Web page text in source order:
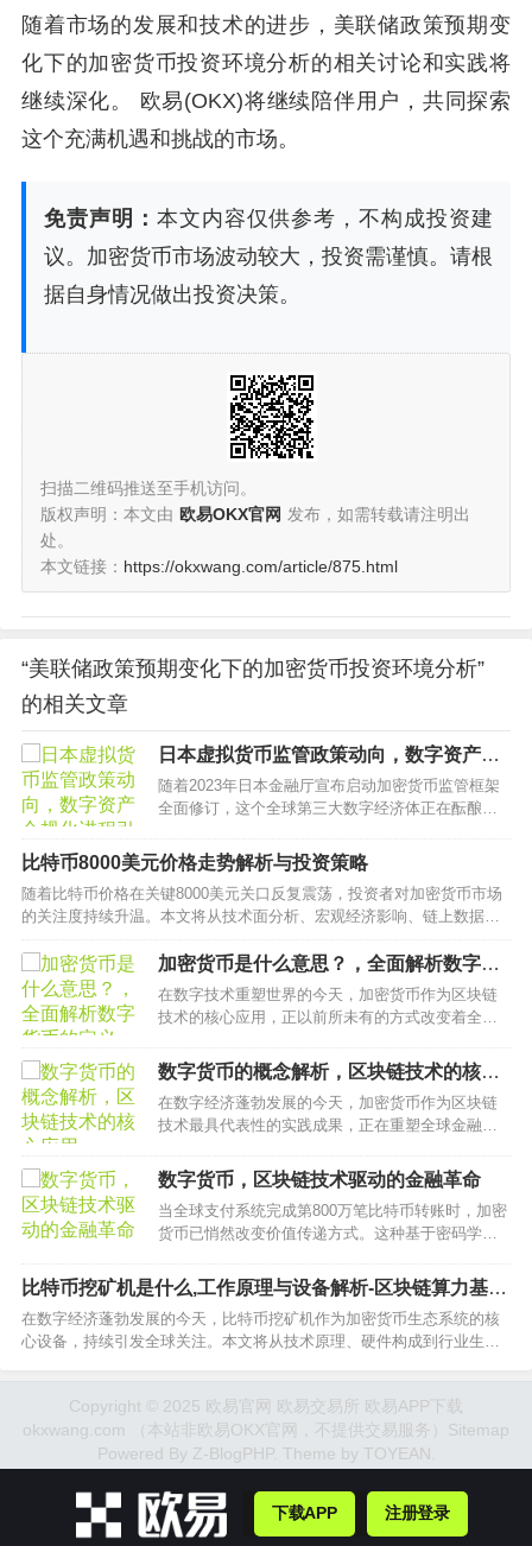
随着市场的发展和技术的进步，美联储政策预期变
化下的加密货币投资环境分析的相关讨论和实践将
继续深化。 欧易(OKX)将继续陪伴用户，共同探索
这个充满机遇和挑战的市场。
免责声明： 本文内容仅供参考，不构成投资建
议。加密货币市场波动较大，投资需谨慎。请根
据自身情况做出投资决策。
扫描二维码推送至手机访问。
版权声明：本文由 欧易OKX官网 发布，如需转载请注明出
处。
本文链接： https://okxwang.com/article/875.html
“美联储政策预期变化下的加密货币投资环境分析”
的相关文章
日本虚拟货币监管政策动向，数字资产合
规化进程引发全球关注
随着2023年日本金融厅宣布启动加密货币监管框架
全面修订，这个全球第三大数字经济体正在酝酿新
历史脉络、当前争议焦点及对全球数字资产市场的
影响，为从业者提供关键政策趋势预判。…
比特币8000美元价格走势解析与投资策略
随着比特币价格在关键8000美元关口反复震荡，投资者对加密货币市场
的关注度持续升温。本文将从技术面分析、宏观经济影响、链上数据追
踪、交易策略优化、风险控制体系五个维度，深入探讨比特币8000美元
价格区间的市场意义，为不同层级的投资者提供可操作的决策依据。…
加密货币是什么意思？，全面解析数字货
币的定义、原理与发展趋势
在数字技术重塑世界的今天，加密货币作为区块链
技术的核心应用，正以前所未有的方式改变着全球
通过对其技术架构、运行逻辑和市场形态的全维度
解构，帮助读者建立对数字货币的完整认知框架。
…
数字货币的概念解析，区块链技术的核心
应用
在数字经济蓬勃发展的今天，加密货币作为区块链
技术最具代表性的实践成果，正在重塑全球金融体
际应用，系统解析这种基于密码学原理的新型价值
载体如何突破传统货币体系的边界，为读者构建完
整的数字货币认知框架。…
数字货币，区块链技术驱动的金融革命
当全球支付系统完成第800万笔比特币转账时，加密
货币已悄然改变价值传递方式。这种基于密码学原
态、资产确权和金融信任的认知体系。…
比特币挖矿机是什么,工作原理与设备解析-区块链算力基础
指南
在数字经济蓬勃发展的今天，比特币挖矿机作为加密货币生态系统的核
心设备，持续引发全球关注。本文将从技术原理、硬件构成到行业生
Copyright © 2025 欧易官网 欧易交易所 欧易APP下载
okxwang.com （本站非欧易OKX官网，不提供交易服务） Sitemap
Powered By Z-BlogPHP. Theme by TOYEAN
下载APP 注册登录